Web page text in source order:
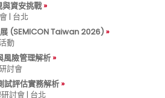
資安挑戰
| 台北
(SEMICON Taiwan 2026)
動
風險管理解析
討會
試評估實務解析
討會 | 台北